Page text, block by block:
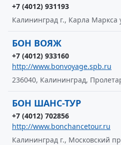
+7 (4012) 931193
Калининград г., Карла Маркса
БОН ВОЯЖ
+7 (4012) 933160
http://www.bonvoyage.spb.ru
236040, Калининград,
БОН ШАНС-ТУР
+7 (4012) 702856
http://www.bonchancetour.ru
Калининград г., Московский